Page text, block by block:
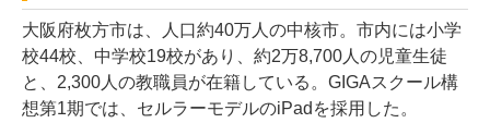
大阪府枚方市は、人口約40万人の中核市。市内には小学
校44校、中学校19校があり、約2万8,700人の児童生徒
と、2,300人の教職員が在籍している。GIGAスクール構
想第1期では、セルラーモデルのiPadを採用した。